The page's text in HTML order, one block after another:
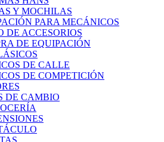
Y MOCHILAS
PARA MECÁNICOS
DE ACCESORIOS
DE EQUIPACIÓN
DE CALLE
DE COMPETICIÓN
DE CAMBIO